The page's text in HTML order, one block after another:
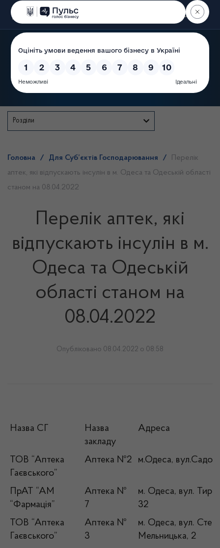
Пошук
Розділи
Головна / Для Суб’єктів Господарювання /
Перелік
аптек, які відпускають інсулін в м. Одеса та Одеській області
станом на 08.04.2022
Перелік аптек, які
відпускають інсулін в м.
Одеса та Одеській
області станом на
08.04.2022
Опубліковано 08.04.2022 о 08:58
Назва СГ
Назва
закладу
Адреса
ТОВ “Аптека
Гаєвського”
Аптека №2 м.Одеса,
ПрАТ “АМ
“Фармація”
Аптека №
7
м. Одеса, вул.
32
ТОВ “Аптека
Гаєвського”
Аптека №
3
м. Одеса, вул.
Мельницька, 2